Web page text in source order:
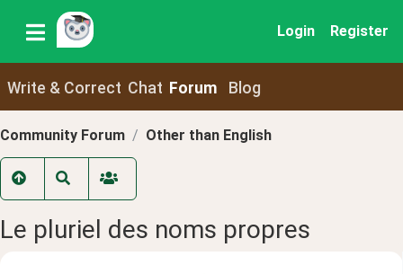
Login Register
Write & Correct Chat Forum Blog
Community Forum Other than English
Le pluriel des noms propres